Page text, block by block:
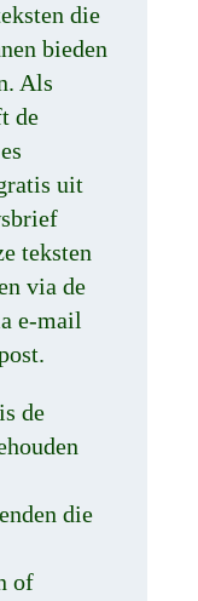
die
bieden
Als
de
uit
teksten
via de
e-mail
de
die
of